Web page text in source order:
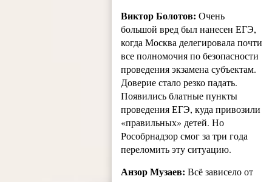
Виктор Болотов:Очень
большой вред был нанесен ЕГЭ,
когда Москва делегировала почти
все полномочия по безопасности
проведения экзамена субъектам.
Доверие стало резко падать.
Появились блатные пункты
проведения ЕГЭ, куда привозили
«правильных» детей. Но
Рособрнадзор смог за три года
переломить эту ситуацию.
Анзор Музаев:Всё зависело от